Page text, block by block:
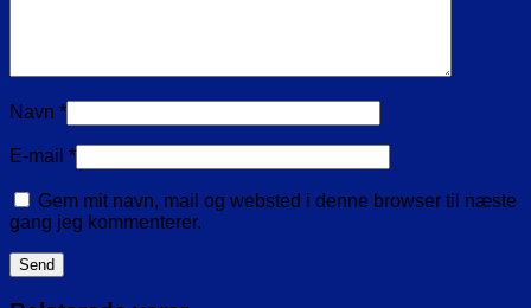
Navn *
E-mail *
Gem mit navn, mail og websted i denne browser til næste
gang jeg kommenterer.